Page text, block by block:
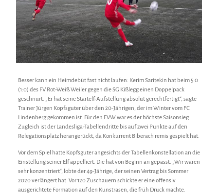
Besser kann ein Heimdebüt fast nicht laufen: Kerim Saritekin hat beim 5:0
(1:0) des FV Rot-Weiß Weiler gegen die SG Kißlegg einen Doppelpack
geschnürt. „Er hat seine Startelf-Aufstellung absolut gerechtfertigt“, sagte
Trainer Jürgen Kopfsguter über den 20-Jährigen, der im Winter vom FC
Lindenberg gekommen ist. Für den FVW war es der höchste Saisonsieg.
Zugleich ist der Landesliga-Tabellendritte bis auf zwei Punkte auf den
Relegationsplatz herangerückt, da Konkurrent Biberach remis gespielt hat.
Vor dem Spiel hatte Kopfsguter angesichts der Tabellenkonstellation an die
Einstellung seiner Elf appelliert. Die hat von Beginn an gepasst. „Wir waren
sehr konzentriert“, lobte der 49-Jährige, der seinen Vertrag bis Sommer
2020 verlängert hat. Vor 120 Zuschauern schickte er eine offensiv
ausgerichtete Formation auf den Kunstrasen, die früh Druck machte.